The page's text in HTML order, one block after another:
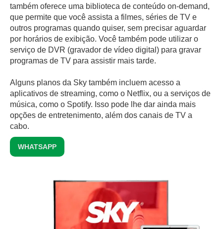
também oferece uma biblioteca de conteúdo on-demand,
que permite que você assista a filmes, séries de TV e
outros programas quando quiser, sem precisar aguardar
por horários de exibição. Você também pode utilizar o
serviço de DVR (gravador de vídeo digital) para gravar
programas de TV para assistir mais tarde.
Alguns planos da Sky também incluem acesso a
aplicativos de streaming, como o Netflix, ou a serviços de
música, como o Spotify. Isso pode lhe dar ainda mais
opções de entretenimento, além dos canais de TV a
cabo.
WHATSAPP